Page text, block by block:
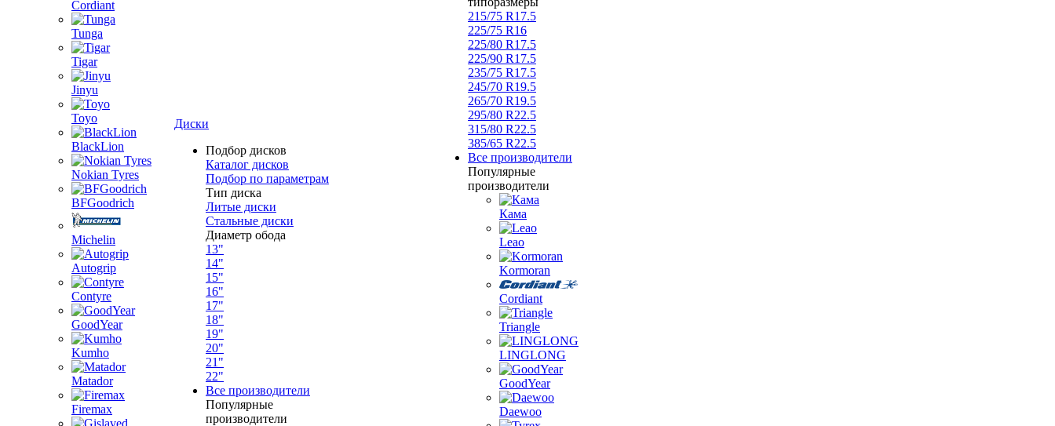
Cordiant
Tunga
Tigar
Jinyu
Toyo
BlackLion
Nokian Tyres
BFGoodrich
Michelin
Autogrip
Contyre
GoodYear
Kumho
Matador
Firemax
Диски
Подбор дисков
Каталог дисков
Подбор по параметрам
Тип диска
Литые диски
Стальные диски
Диаметр обода
13"
14"
15"
16"
17"
18"
19"
20"
21"
22"
Все производители
Популярные
производители
215/75 R17.5
225/75 R16
225/80 R17.5
225/90 R17.5
235/75 R17.5
245/70 R19.5
265/70 R19.5
295/80 R22.5
315/80 R22.5
385/65 R22.5
Все производители
Популярные
производители
Кама
Leao
Kormoran
Cordiant
Triangle
LINGLONG
GoodYear
Daewoo